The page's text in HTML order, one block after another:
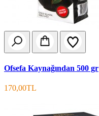
Ofsefa Kaynağından 500 gr
170,00TL